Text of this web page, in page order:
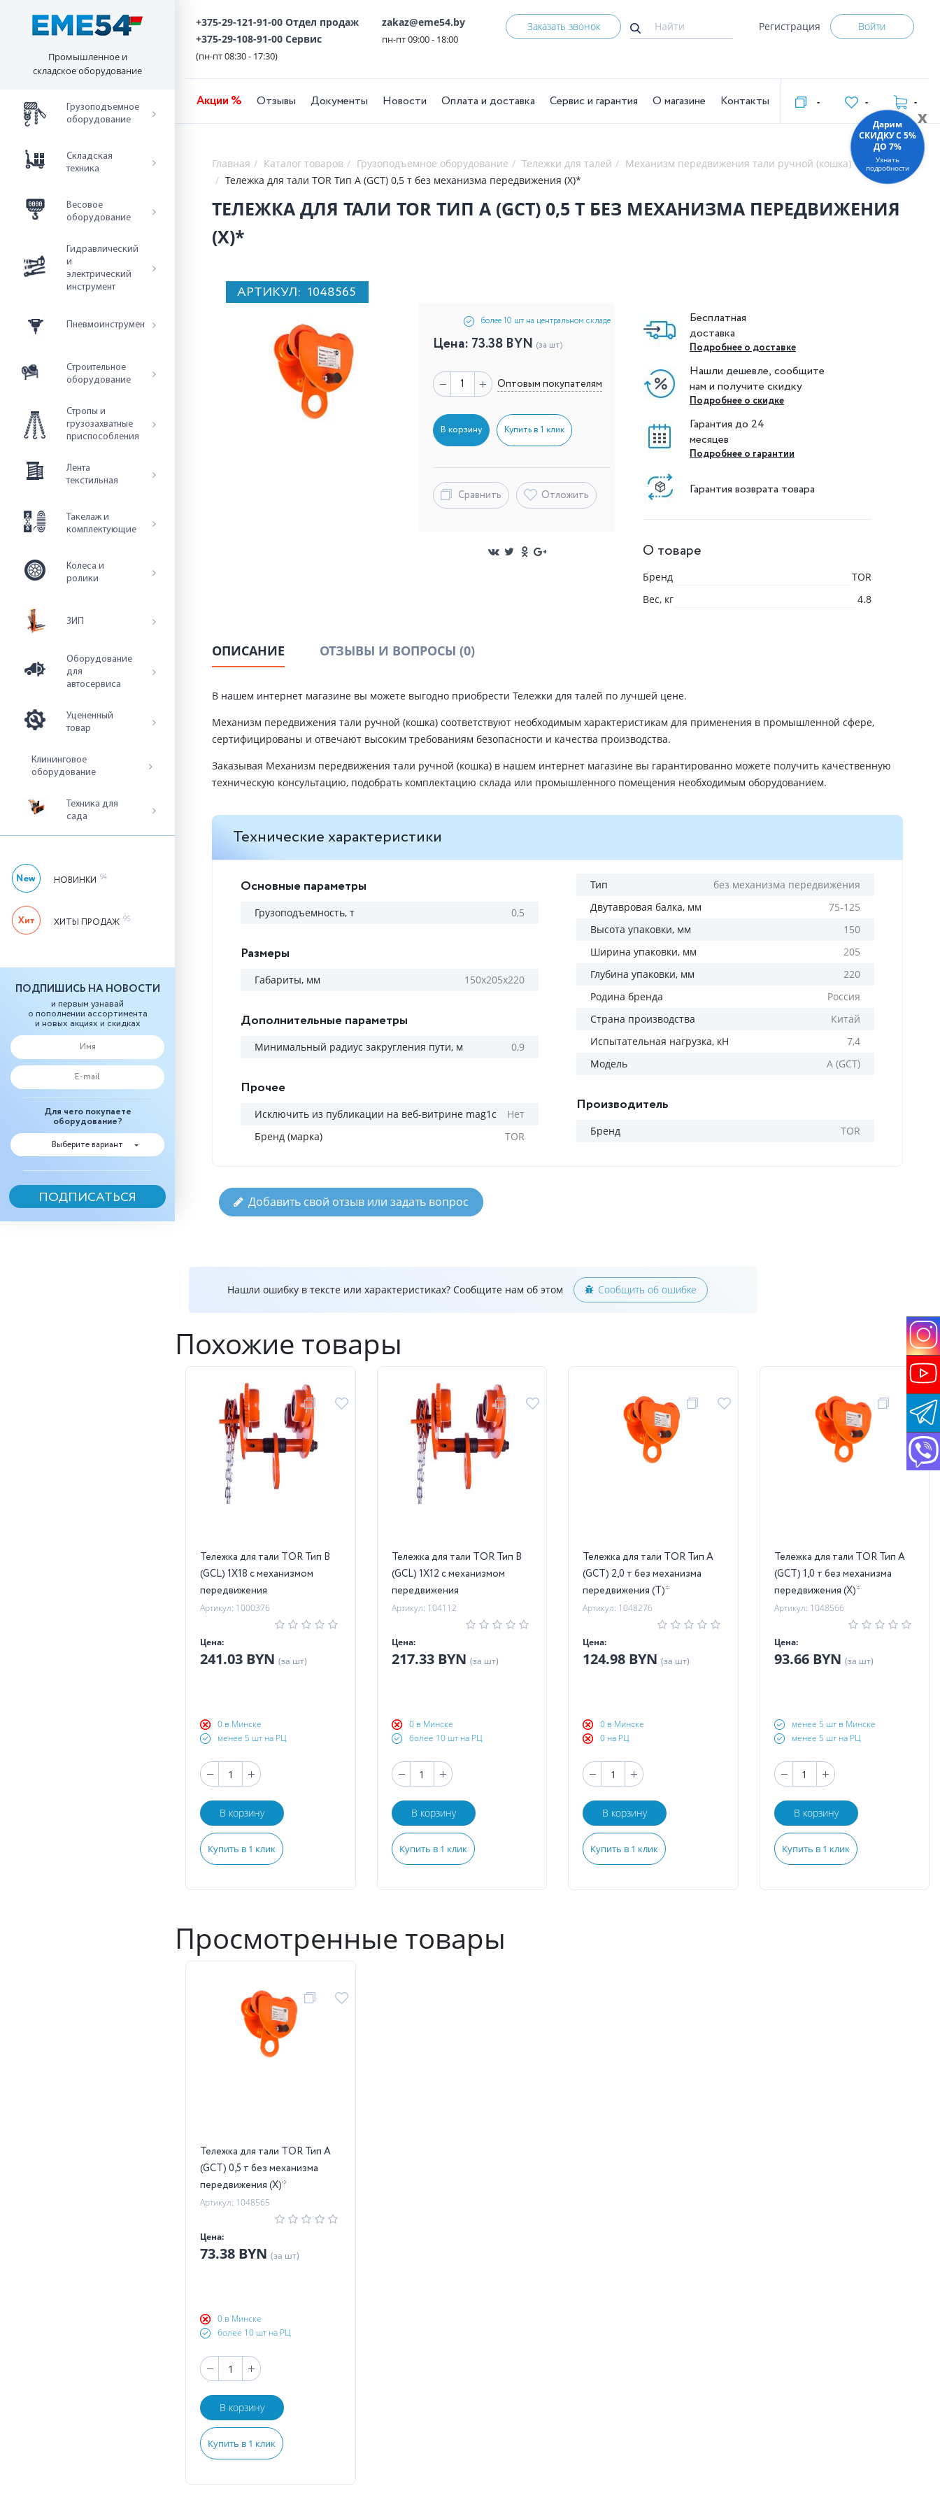
Промышленное и
складское оборудование
Грузоподъемное
оборудование
Складская
техника
Весовое
оборудование
Гидравлический
и
электрический
инструмент
Пневмоинструмент
Строительное
оборудование
Стропы и
грузозахватные
приспособления
Лента
текстильная
Такелаж и
комплектующие
Колеса и
ролики
ЗИП
Оборудование
для
автосервиса
Уцененный
товар
Клининговое
оборудование
Техника для
сада
НОВИНКИ 94
ХИТЫ ПРОДАЖ 95
ПОДПИШИСЬ НА НОВОСТИ
и первым узнавай
о пополнении ассортимента
и новых акциях и скидках
Для чего покупаете
оборудование?
Выберите вариант
+375-29-121-91-00 Отдел продаж
+375-29-108-91-00 Сервис
(пн-пт 08:30 - 17:30)
zakaz@eme54.by
пн-пт 09:00 - 18:00
Заказать звонок Регистрация Войти
Акции % Отзывы Документы Новости Оплата и доставка Сервис и гарантия О магазине Контакты - - -
Главная Каталог товаров Грузоподъемное оборудование Тележки для талей
Механизм передвижения тали ручной (кошка)
Тележка для тали TOR Тип А (GCT) 0,5 т без механизма передвижения (X)*
ТЕЛЕЖКА ДЛЯ ТАЛИ TOR ТИП А (GCT) 0,5 Т БЕЗ МЕХАНИЗМА ПЕРЕДВИЖЕНИЯ
(X)*
АРТИКУЛ: 1048565
более 10 шт на центральном складе
Цена: 73.38 BYN (за шт)
Оптовым покупателям
В корзину Купить в 1 клик
Сравнить Отложить
Бесплатная
доставка
Подробнее о доставке
Нашли дешевле, сообщите
нам и получите скидку
Подробнее о скидке
Гарантия до 24
месяцев
Подробнее о гарантии
Гарантия возврата товара
О товаре
Бренд
TOR
Вес, кг
4.8
ОПИСАНИЕ ОТЗЫВЫ И ВОПРОСЫ (0)
В нашем интернет магазине вы можете выгодно приобрести Тележки для талей по лучшей цене.
Механизм передвижения тали ручной (кошка) соответствуют необходимым характеристикам для применения в промышленной сфере,
сертифицированы и отвечают высоким требованиям безопасности и качества производства.
Заказывая Механизм передвижения тали ручной (кошка) в нашем интернет магазине вы гарантированно можете получить качественную
техническую консультацию, подобрать комплектацию склада или промышленного помещения необходимым оборудованием.
Технические характеристики
Основные параметры
Грузоподъемность, т 0,5
Размеры
Габариты, мм 150х205х220
Дополнительные параметры
Минимальный радиус закругления пути, м 0,9
Прочее
Исключить из публикации на веб-витрине mag1c
Нет
Бренд (марка)
TOR
Тип
без механизма передвижения
Двутавровая балка, мм
75-125
Высота упаковки, мм
150
Ширина упаковки, мм
205
Глубина упаковки, мм
220
Родина бренда
Россия
Страна производства
Китай
Испытательная нагрузка, кН
7,4
Модель
A (GCT)
Производитель
Бренд TOR
Добавить свой отзыв или задать вопрос
Нашли ошибку в тексте или характеристиках? Сообщите нам об этом Сообщить об ошибке
Похожие товары
Тележка для тали TOR Тип В
(GCL) 1Х18 с механизмом
передвижения
Артикул: 1000376
Цена:
241.03 BYN (за шт)
0 в Минске
менее 5 шт на РЦ
В корзину
Купить в 1 клик
Тележка для тали TOR Тип В
(GCL) 1Х12 с механизмом
передвижения
Артикул: 104112
Цена:
217.33 BYN (за шт)
0 в Минске
более 10 шт на РЦ
В корзину
Купить в 1 клик
Тележка для тали TOR Тип А
(GCT) 2,0 т без механизма
передвижения (T)*
Артикул: 1048276
Цена:
124.98 BYN (за шт)
0 в Минске
0 на РЦ
В корзину
Купить в 1 клик
Тележка для тали TOR Тип А
(GCT) 1,0 т без механизма
передвижения (X)*
Артикул: 1048566
Цена:
93.66 BYN (за шт)
менее 5 шт в Минске
менее 5 шт на РЦ
В корзину
Купить в 1 клик
Просмотренные товары
Тележка для тали TOR Тип А
(GCT) 0,5 т без механизма
передвижения (X)*
Артикул: 1048565
Цена:
73.38 BYN (за шт)
0 в Минске
более 10 шт на РЦ
В корзину
Купить в 1 клик
x
Дарим
СКИДКУ C 5%
ДО 7%
Узнать
подробности